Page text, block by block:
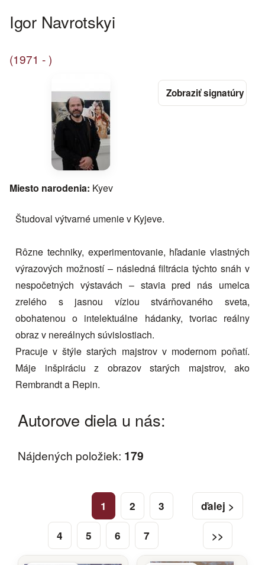
Igor Navrotskyi
(1971 - )
Miesto narodenia: Kyev
Študoval výtvarné umenie v Kyjeve.
Rôzne techniky, experimentovanie, hľadanie vlastných
výrazových možností – následná filtrácia týchto snáh v
nespočetných výstavách – stavia pred nás umelca
zrelého s jasnou víziou stvárňovaného sveta,
obohatenou o intelektuálne hádanky, tvoriac reálny
obraz v nereálnych súvislostiach.
Pracuje v štýle starých majstrov v modernom poňatí.
Máje inšpiráciu z obrazov starých majstrov, ako
Rembrandt a Repin.
Autorove diela u nás:
Nájdených položiek: 179
ďalej >
>>
1 2 3
4 5 6 7